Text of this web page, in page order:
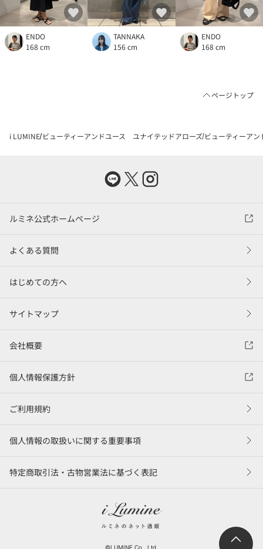
ENDO
168 cm
TANNAKA
156 cm
ENDO
168 cm
ページトップ
i LUMINE ビューティーアンドユース ユナイテッドアローズ ビューティーア
ルミネ公式ホームページ
よくある質問
はじめての方へ
サイトマップ
会社概要
個人情報保護方針
ご利用規約
個人情報の取扱いに関する重要事項
特定商取引法・古物営業法に基づく表記
©LUMINE Co., Ltd.